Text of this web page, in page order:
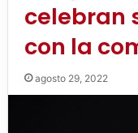
celebran
con la
agosto 29, 2022